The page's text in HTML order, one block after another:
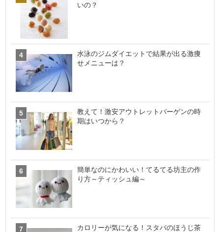
いの？
水泳のジムダイエットで結果が出る激痩
せメニューは？
教えて！激安アウトレットバーゲンの時
期はいつから？
簡単なのにかわいい！てるてる坊主の作
り方～ティッシュ編～
カロリーが気になる！スタバのほうじ茶